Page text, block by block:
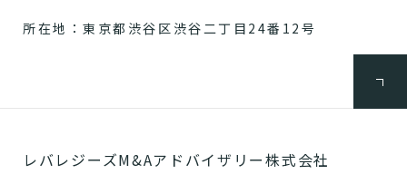
所在地：東京都渋谷区渋谷二丁目24番12号
レバレジーズM&Aアドバイザリー株式会社